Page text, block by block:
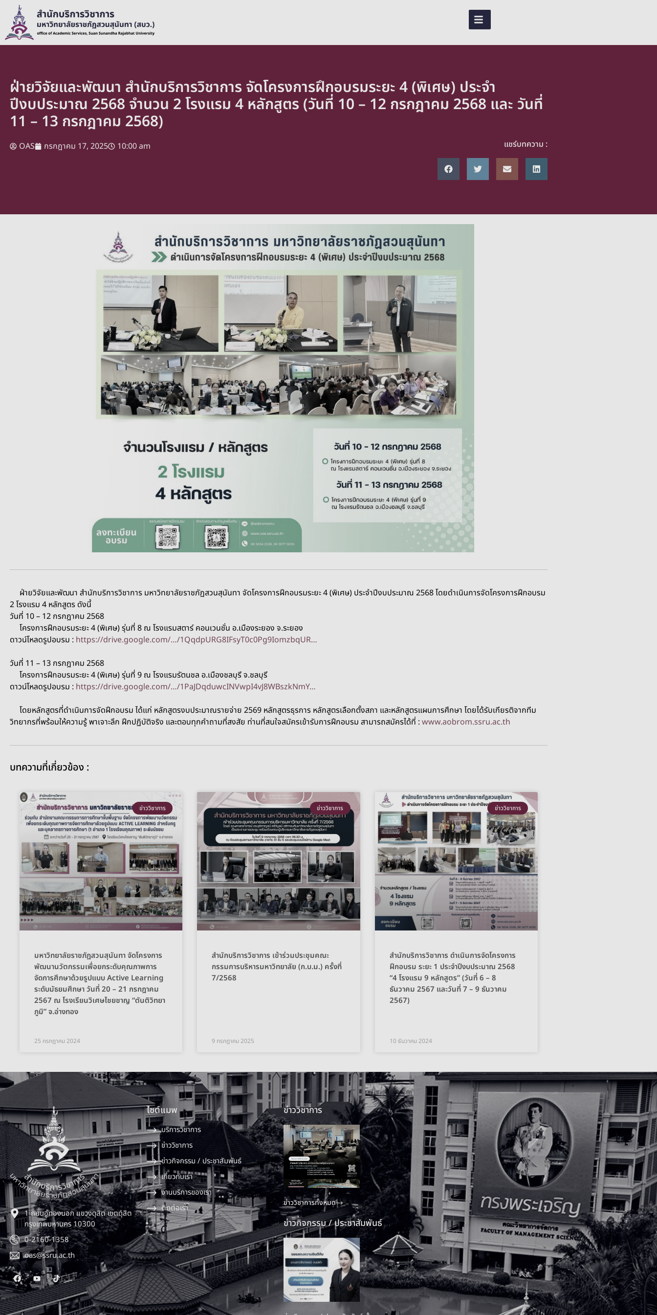
ฝ่ายวิจัยและพัฒนา สำนักบริการวิชาการ จัดโครงการฝึกอบรมระยะ 4 (พิเศษ) ประจำ
ปีงบประมาณ 2568 จำนวน 2 โรงแรม 4 หลักสูตร (วันที่ 10 – 12 กรกฎาคม 2568 และ วันที่
11 – 13 กรกฎาคม 2568)
OAS กรกฎาคม 17, 2025 10:00 am แชร์บทความ :
ฝ่ายวิจัยและพัฒนา สำนักบริการวิชาการ มหาวิทยาลัยราชภัฏสวนสุนันทา จัดโครงการฝึกอบรมระยะ 4 (พิเศษ) ประจำปีงบประมาณ 2568 โดยดำเนินการจัดโครงการฝึกอบรม
2 โรงแรม 4 หลักสูตร ดังนี้
วันที่ 10 – 12 กรกฎาคม 2568
โครงการฝึกอบรมระยะ 4 (พิเศษ) รุ่นที่ 8 ณ โรงแรมสตาร์ คอนเวนชั่น อ.เมืองระยอง จ.ระยอง
ดาวน์โหลดรูปอบรม : https://drive.google.com/…/1QqdpURG8IFsyT0c0Pg9IomzbqUR…
วันที่ 11 – 13 กรกฎาคม 2568
โครงการฝึกอบรมระยะ 4 (พิเศษ) รุ่นที่ 9 ณ โรงแรมรัตนชล อ.เมืองชลบุรี จ.ชลบุรี
ดาวน์โหลดรูปอบรม : https://drive.google.com/…/1PaJDqduwcINVwpI4vJ8WBszkNmY…
โดยหลักสูตรที่ดำเนินการจัดฝึกอบรม ได้แก่ หลักสูตรงบประมาณรายจ่าย 2569 หลักสูตรธุรการ หลักสูตรเลือกตั้งสภา และหลักสูตรแผนการศึกษา โดยได้รับเกียรติจากทีม
วิทยากรที่พร้อมให้ความรู้ พาเจาะลึก ฝึกปฏิบัติจริง และตอบทุกคำถามที่สงสัย ท่านที่สนใจสมัครเข้ารับการฝึกอบรม สามารถสมัครได้ที่ : www.aobrom.ssru.ac.th
บทความที่เกี่ยวข้อง :
ข่าววิชาการ
มหาวิทยาลัยราชภัฏสวนสุนันทา จัดโครงการ
พัฒนานวัตกรรมเพื่อยกระดับคุณภาพการ
จัดการศึกษาด้วยรูปแบบ Active Learning
ระดับมัธยมศึกษา วันที่ 20 – 21 กรกฎาคม
2567 ณ โรงเรียนวิเศษไชยชาญ “ตันติวิทยา
ภูมิ” จ.อ่างทอง
25 กรกฎาคม 2024
ข่าววิชาการ
สำนักบริการวิชาการ เข้าร่วมประชุมคณะ
กรรมการบริหารมหาวิทยาลัย (ก.บ.ม.) ครั้งที่
7/2568
9 กรกฎาคม 2025
ข่าววิชาการ
สำนักบริการวิชาการ ดำเนินการจัดโครงการ
ฝึกอบรม ระยะ 1 ประจำปีงบประมาณ 2568
“4 โรงแรม 9 หลักสูตร” (วันที่ 6 – 8
ธันวาคม 2567 และวันที่ 7 – 9 ธันวาคม
2567)
10 ธันวาคม 2024
1 ถนนอู่ทองนอก แขวงดุสิต เขตดุสิต
กรุงเทพมหานคร 10300
0-2160-1358
oas@ssru.ac.th
ไซต์แมพ
บริการวิชาการ
ข่าววิชาการ
ข่าวกิจกรรม / ประชาสัมพันธ์
เกี่ยวกับเรา
งานบริการของเรา
ติดต่อเรา
ข่าววิชาการ
ข่าววิชาการทั้งหมด
ข่าวกิจกรรม / ประชาสัมพันธ์